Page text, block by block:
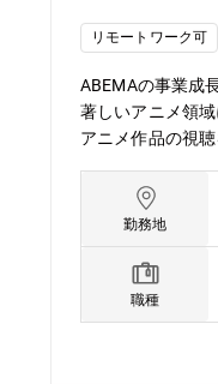
リモートワーク可
ABEMAの事業成
著しいアニメ領
アニメ作品の視
るビジネスモデ
な経営資源・ア
とを期待してい
合ございます。
できます。■編
す。■経営層と近
す。■声優やク
勤務地
職種